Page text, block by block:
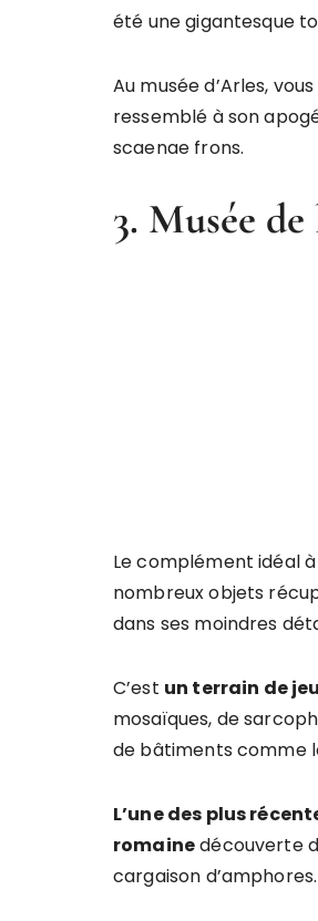
été une gigantesque
Au musée d’Arles,
ressemblé à son
scaenae frons.
3. Musée
Le complément idéal
nombreux objets
dans ses moindres
C’est un terrain de
mosaïques, de
de bâtiments comme
L’une des plus
romainedécouverte
cargaison d’amphores.